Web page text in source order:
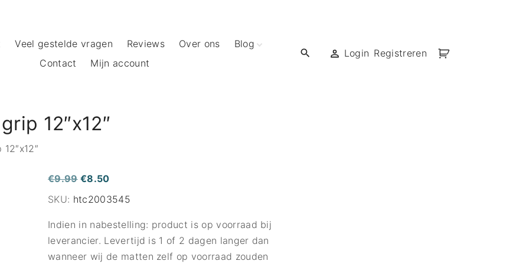
DTF Transfers
Cricut Explore 3
Cricut Mug Press
Cricut Hat Press
Cricut Gereedschap
Silhouette Cameo 4
voor Silhouette
MMstickermachine
EEW spinners
Leren handgreepjes
Digitale Designs
Veel gestelde vragen Reviews Over ons Blog
Contact Mijn account
Login Registreren
12″x12″
€9.99 Oorspronkelijke
prijs
€9.99.
€8.50Huidige
prijs
€8.50.
SKU: htc2003545
Indien in nabestelling: product is op voorraad bij
leverancier. Levertijd is 1 of 2 dagen langer dan
wanneer wij de matten zelf op voorraad zouden